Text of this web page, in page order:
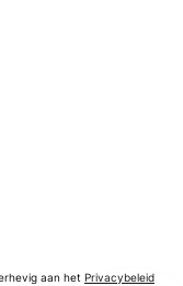
aan het Privacybeleid